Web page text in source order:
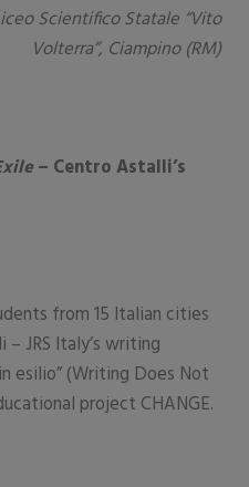
Scientifico Statale “Vito
Volterra”, Ciampino (RM)
– Centro Astalli’s
from 15 Italian cities
JRS Italy’s writing
esilio” (Writing Does Not
project CHANGE.